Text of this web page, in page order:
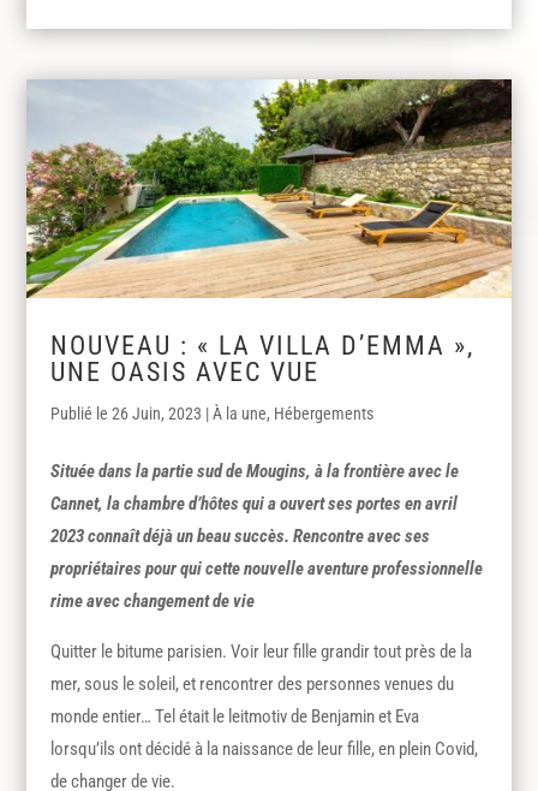
NOUVEAU : « LA VILLA D’EMMA »,
UNE OASIS AVEC VUE
26 Juin, 2023 |À la une, Hébergements
Située dans la partie sud de Mougins, à la frontière avec le
Cannet, la chambre d’hôtes qui a ouvert ses portes en avril
2023 connaît déjà un beau succès. Rencontre avec ses
propriétaires pour qui cette nouvelle aventure professionnelle
rime avec changement de vie
Quitter le bitume parisien. Voir leur fille grandir tout près de la
mer, sous le soleil, et rencontrer des personnes venues du
monde entier… Tel était le leitmotiv de Benjamin et Eva
lorsqu’ils ont décidé à la naissance de leur fille, en plein Covid,
de changer de vie.